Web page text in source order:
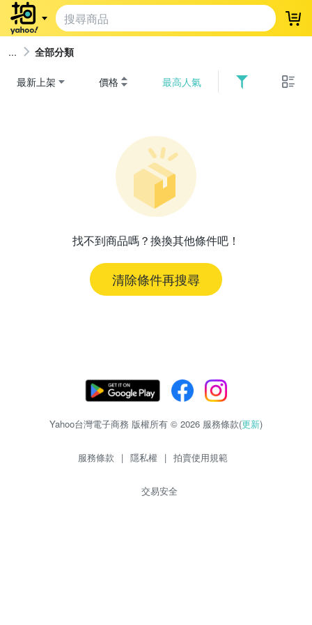
登
全部分類
最新上架 價格 最高人氣
找不到商品嗎？換換其他條件吧！
清除條件再搜尋
Yahoo台灣電子商務 版權所有 © 2026 服務條款(更新)
服務條款 | 隱私權 | 拍賣使用規範
交易安全